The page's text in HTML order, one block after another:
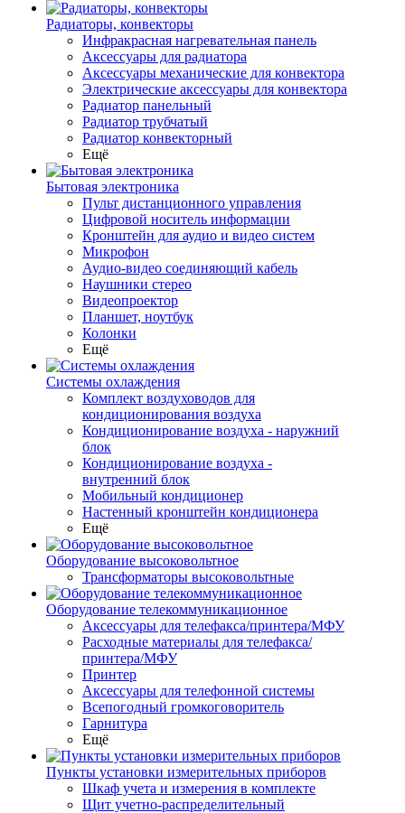
Радиаторы, конвекторы
Инфракрасная нагревательная панель
Аксессуары для радиатора
Аксессуары механические для конвектора
Электрические аксессуары для конвектора
Радиатор панельный
Радиатор трубчатый
Радиатор конвекторный
Ещё
Бытовая электроника
Пульт дистанционного управления
Цифровой носитель информации
Кронштейн для аудио и видео систем
Микрофон
Аудио-видео соединяющий кабель
Наушники стерео
Видеопроектор
Планшет, ноутбук
Колонки
Ещё
Системы охлаждения
Комплект воздуховодов для
кондиционирования воздуха
Кондиционирование воздуха - наружний
блок
Кондиционирование воздуха -
внутренний блок
Мобильный кондиционер
Настенный кронштейн кондиционера
Ещё
Оборудование высоковольтное
Трансформаторы высоковольтные
Оборудование телекоммуникационное
Аксессуары для телефакса/принтера/МФУ
Расходные материалы для телефакса/
принтера/МФУ
Принтер
Аксессуары для телефонной системы
Всепогодный громкоговоритель
Гарнитура
Ещё
Пункты установки измерительных приборов
Шкаф учета и измерения в комплекте
Щит учетно-распределительный